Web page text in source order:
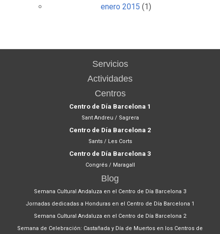
enero 2015 (1)
Servicios
Actividades
Centros
Centro de Día Barcelona 1
Sant Andreu / Sagrera
Centro de Día Barcelona 2
Sants / Les Corts
Centro de Día Barcelona 3
Congrés / Maragall
Blog
Semana Cultural Andaluza en el Centro de Día Barcelona 3
Jornadas dedicadas a Honduras en el Centro de Día Barcelona 1
Semana Cultural Andaluza en el Centro de Día Barcelona 2
Semana de Celebración: Castañada y Día de Muertos en los Centros de